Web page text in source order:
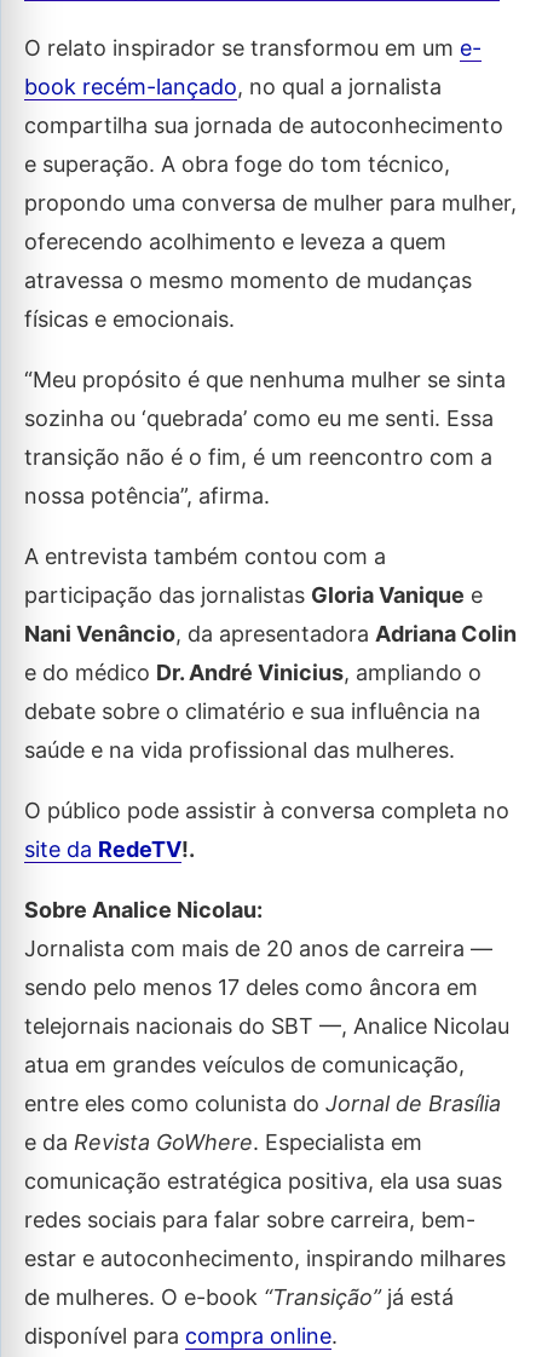
O relato inspirador se transformou em um e-
book recém-lançado, no qual a jornalista
compartilha sua jornada de autoconhecimento
e superação. A obra foge do tom técnico,
propondo uma conversa de mulher para mulher,
oferecendo acolhimento e leveza a quem
atravessa o mesmo momento de mudanças
físicas e emocionais.
“Meu propósito é que nenhuma mulher se sinta
sozinha ou ‘quebrada’ como eu me senti. Essa
transição não é o fim, é um reencontro com a
nossa potência”, afirma.
A entrevista também contou com a
participação das jornalistas Gloria Vanique e
Nani Venâncio, da apresentadora Adriana Colin
e do médico Dr. André Vinicius, ampliando o
debate sobre o climatério e sua influência na
saúde e na vida profissional das mulheres.
O público pode assistir à conversa completa no
site da RedeTV!.
Sobre Analice Nicolau:
Jornalista com mais de 20 anos de carreira —
sendo pelo menos 17 deles como âncora em
telejornais nacionais do SBT —, Analice Nicolau
atua em grandes veículos de comunicação,
entre eles como colunista do Jornal de Brasília
e da Revista GoWhere. Especialista em
comunicação estratégica positiva, ela usa suas
redes sociais para falar sobre carreira, bem-
estar e autoconhecimento, inspirando milhares
de mulheres. O e-book “Transição”já está
disponível para compra online.